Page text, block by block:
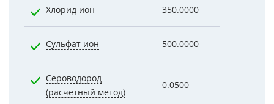
Хлорид ион 350.0000
Сульфат ион 500.0000
Сероводород
(расчетный метод)
0.0500